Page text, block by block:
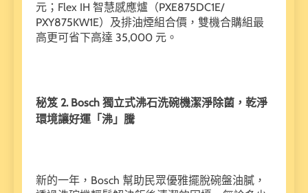
元；Flex IH 智慧感應爐（PXE875DC1E/
PXY875KW1E）及排油煙組合價，雙機合購組最
高更可省下高達 35,000 元。
秘笈 2. Bosch 獨立式沸石洗碗機潔淨除菌，乾淨
環境讓好運「沸」騰
新的一年，Bosch 幫助民眾優雅擺脫碗盤油膩，